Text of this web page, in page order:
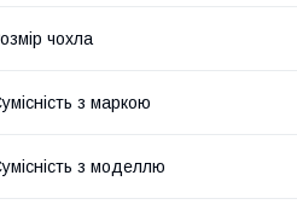
чохла
з маркою
з моделлю